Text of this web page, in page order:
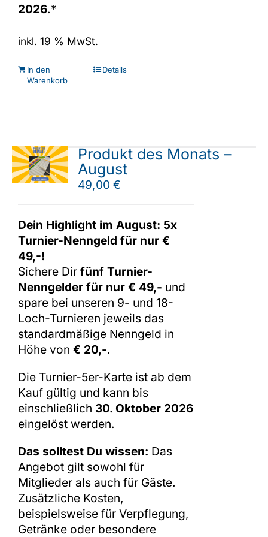
2026.*
inkl. 19 % MwSt.
In den
Warenkorb
Details
Produkt des Monats –
August
49,00€
Dein Highlight im August: 5x
Turnier-Nenngeld für nur €
49,-!
Sichere Dirfünf Turnier-
Nenngelder für nur € 49,- und
spare bei unseren 9- und 18-
Loch-Turnieren jeweils das
standardmäßige Nenngeld in
Höhe von€ 20,-.
Die Turnier-5er-Karte ist ab dem
Kauf gültig und kann bis
einschließlich 30. Oktober 2026
eingelöst werden.
Das solltest Du wissen: Das
Angebot gilt sowohl für
Mitglieder als auch für Gäste.
Zusätzliche Kosten,
beispielsweise für Verpflegung,
Getränke oder besondere